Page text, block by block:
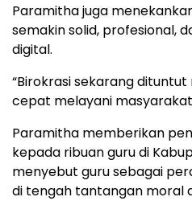
Paramitha juga
semakin solid, profesional,
digital.
“Birokrasi sekarang
cepat melayani
Paramitha memberikan
kepada ribuan guru di
menyebut guru sebagai
di tengah tantangan moral